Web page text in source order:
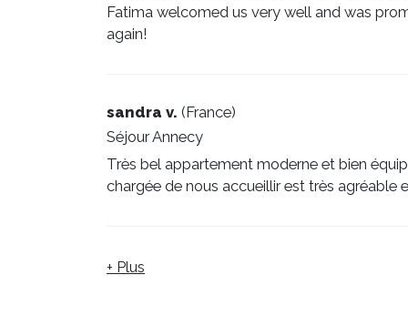
+ Plus
Fatima welcomed us very well and was
again!
sandra v. (France)
Séjour Annecy
Très bel appartement moderne et bien
chargée de nous accueillir est très agréable